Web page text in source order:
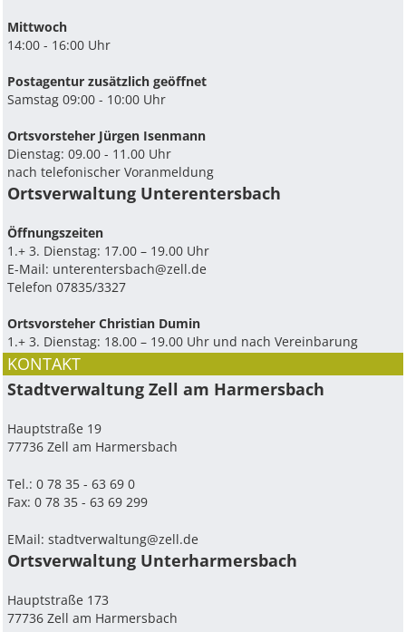
Mittwoch
14:00 - 16:00 Uhr
Postagentur zusätzlich geöffnet
Samstag 09:00 - 10:00 Uhr
Ortsvorsteher Jürgen Isenmann
Dienstag: 09.00 - 11.00 Uhr
nach telefonischer Voranmeldung
Ortsverwaltung Unterentersbach
Ö­ffnungszeiten
1.+ 3. Dienstag: 17.00 – 19.00 Uhr
E-Mail: unterentersbach@zell.de
Telefon 07835/3327
Ortsvorsteher Christian Dumin
1.+ 3. Dienstag: 18.00 – 19.00 Uhr und nach Vereinbarung
KONTAKT
Stadtverwaltung Zell am Harmersbach
Hauptstraße 19
77736 Zell am Harmersbach
Tel.: 0 78 35 - 63 69 0
Fax: 0 78 35 - 63 69 299
EMail:stadtverwaltung@zell.de
Ortsverwaltung Unterharmersbach
Hauptstraße 173
77736 Zell am Harmersbach